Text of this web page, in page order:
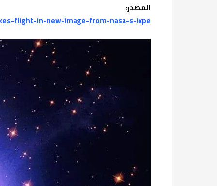
المصدر:
flight-in-new-image-from-nasa-s-ixpe